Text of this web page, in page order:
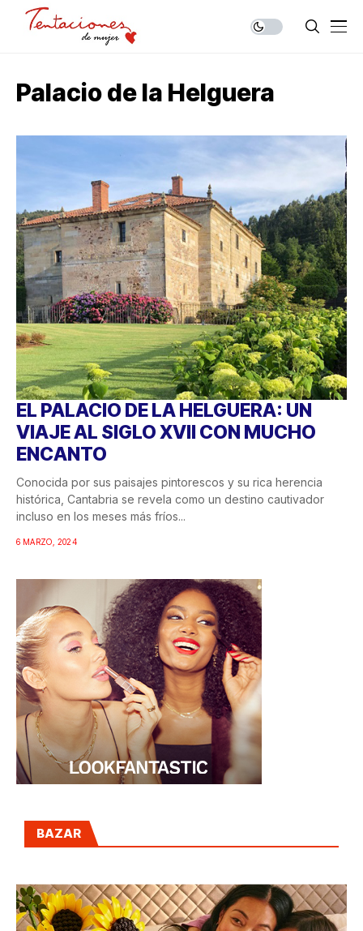
Palacio de la Helguera
EL PALACIO DE LA HELGUERA: UN
VIAJE AL SIGLO XVII CON MUCHO
ENCANTO
Conocida por sus paisajes pintorescos y su rica herencia
histórica, Cantabria se revela como un destino cautivador
incluso en los meses más fríos...
6 MARZO, 2024
BAZAR